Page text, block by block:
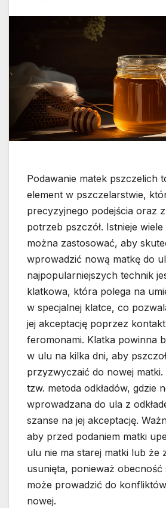
Podawanie matek pszczelich
element w pszczelarstwie,
precyzyjnego podejścia oraz
potrzeb pszczół. Istnieje
można zastosować, aby
wprowadzić nową matkę do
najpopularniejszych technik
klatkowa, która polega na
w specjalnej klatce, co
jej akceptację poprzez
feromonami. Klatka powinna
w ulu na kilka dni, aby
przyzwyczaić do nowej matki.
tzw. metoda odkładów, gdzie
wprowadzana do ula z
szanse na jej akceptację.
aby przed podaniem matki
ulu nie ma starej matki lub że
usunięta, ponieważ obecność
może prowadzić do
nowej.